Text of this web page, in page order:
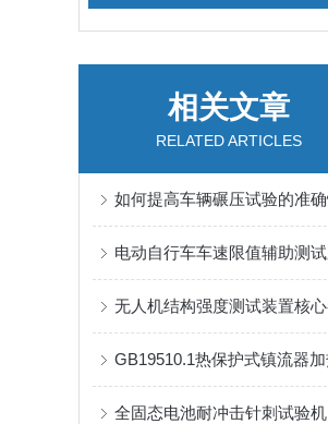
相关文章
RELATED ARTICLES
全固态电池耐冲击针刺试验机